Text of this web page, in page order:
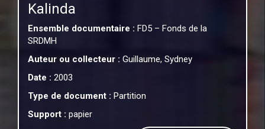
Kalinda
Ensemble documentaire : FD5 – Fonds de la
SRDMH
Auteur ou collecteur : Guillaume, Sydney
Date : 2003
Type de document : Partition
Support : papier